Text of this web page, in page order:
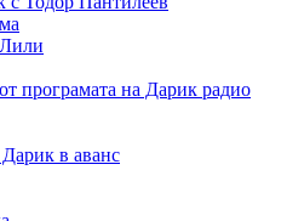
програмата на Дарик радио
в аванс